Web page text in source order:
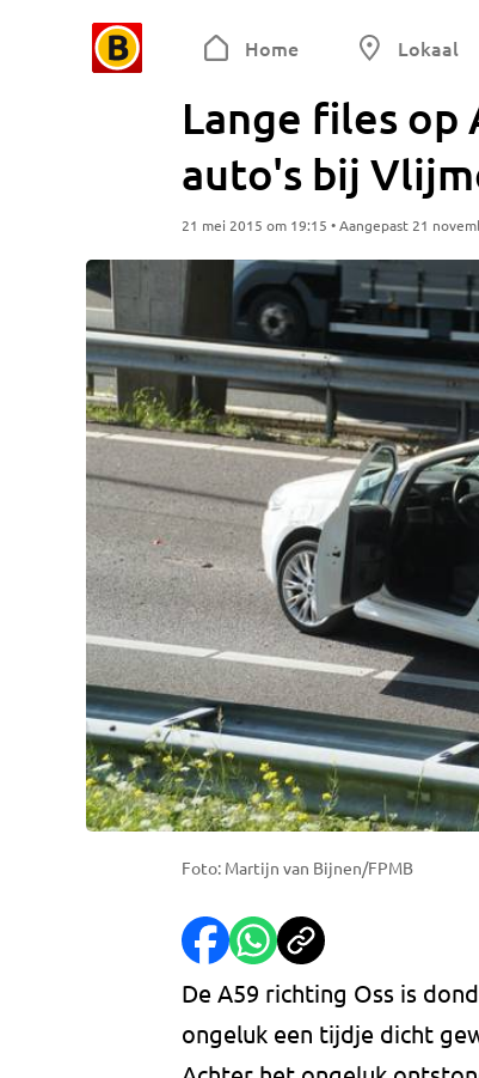
Home Lokaal
Lange files op
auto's bij
21 mei 2015 om 19:15 • Aangepast 21
Foto: Martijn van Bijnen/FPMB
De A59 richting Oss is
ongeluk een tijdje dicht